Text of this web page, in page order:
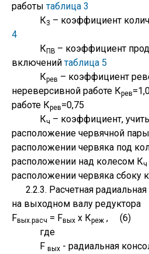
работытаблица 3
К3 – коэффициент
4
КПВ – коэффициент
включенийтаблица 5
Крев – коэффициент
нереверсивной работе Крев
работе Крев=0,75
Кч – коэффициент,
расположение червячной
расположении червяка под
расположении над колесом Кч
расположении червяка сбоку
2.2.3. Расчетная радиальная
на выходном валу редуктора
Fвых.расч = Fвых х Креж , (6)
где
F вых - радиальная